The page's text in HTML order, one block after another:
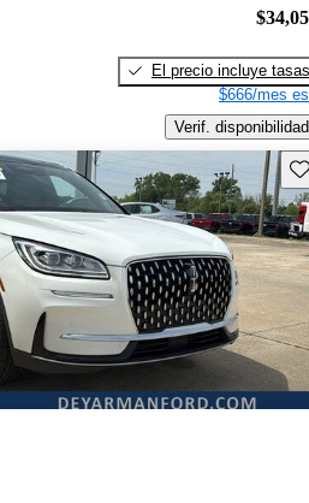
El precio incluye tasas
$666/mes
Verif. disponibilidad